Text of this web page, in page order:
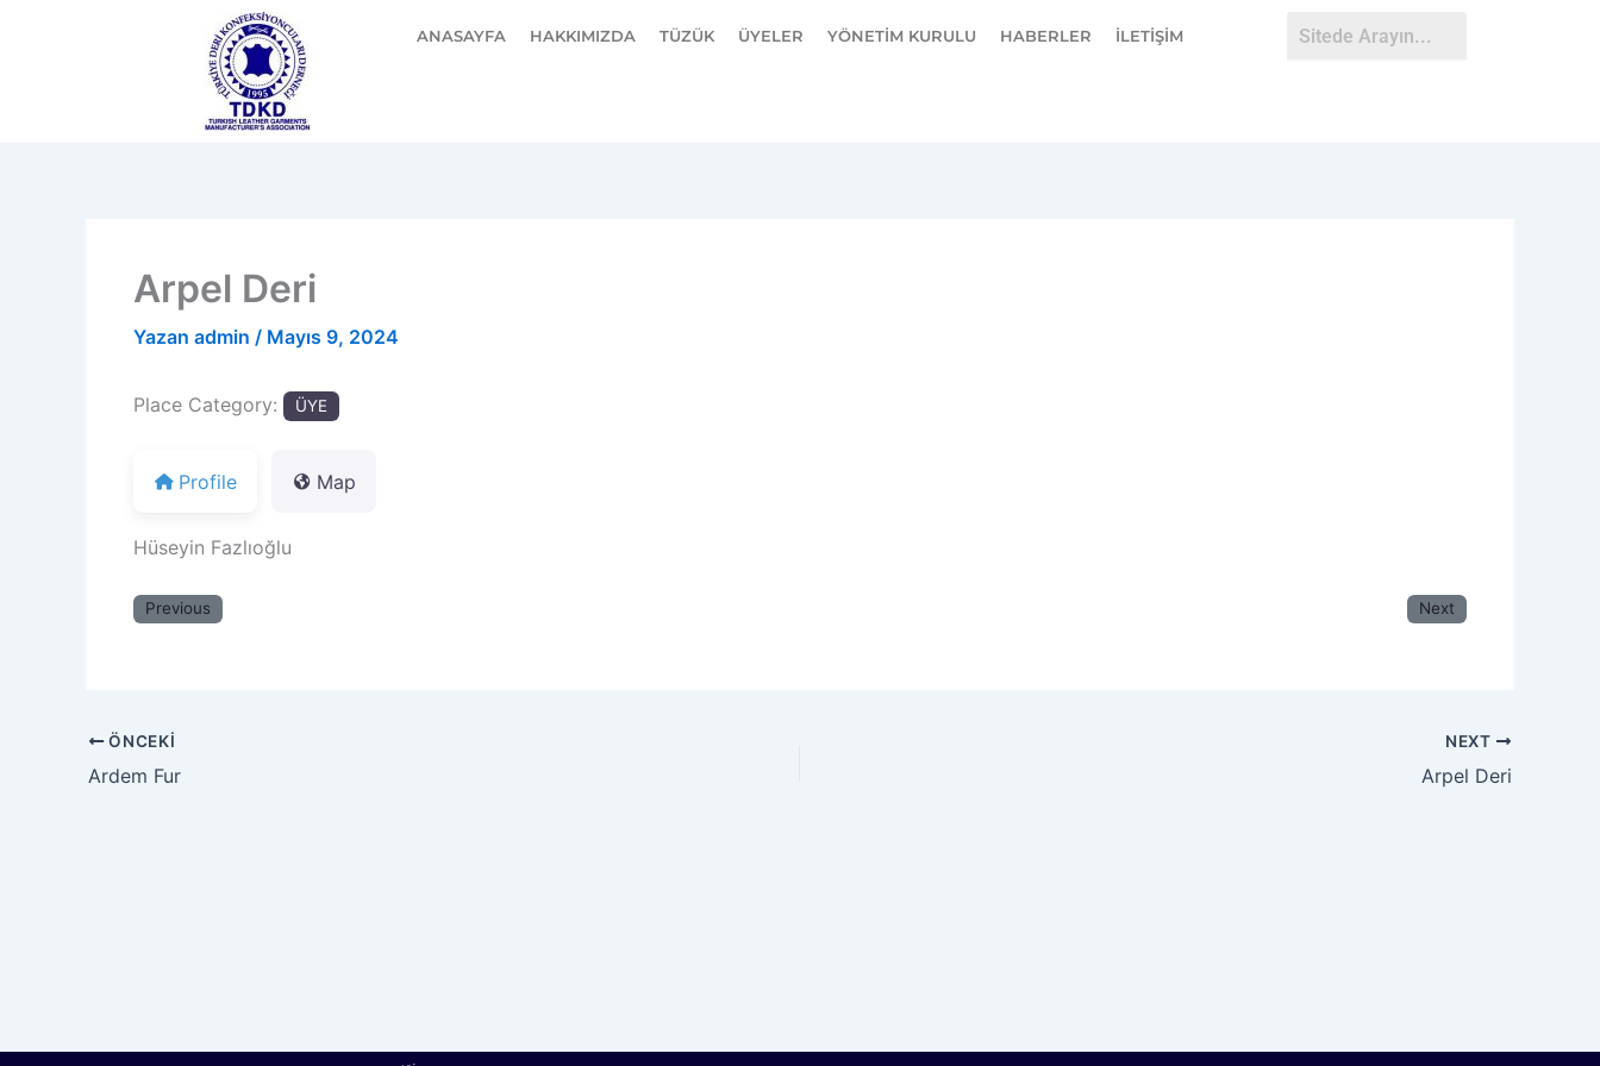
ANASAYFA HAKKIMIZDA TÜZÜK ÜYELER YÖNETİM KURULU HABERLER İLETİŞİM
Arpel Deri
Yazan admin / Mayıs 9, 2024
Place Category: ÜYE
Profile Map
Hüseyin Fazlıoğlu
Previous Next
ÖNCEKI
Ardem Fur
NEXT
Arpel Deri